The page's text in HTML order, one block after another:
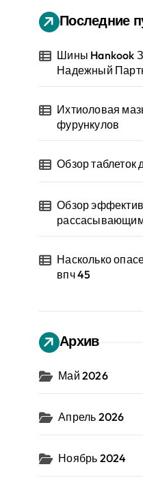
Последние
Шины Hankook
Надежный
Ихтиоловая
фурункулов
Обзор таблеток
Обзор
Насколько
впч 45
Архив
Май 2026
Апрель 2026
Ноябрь 2024